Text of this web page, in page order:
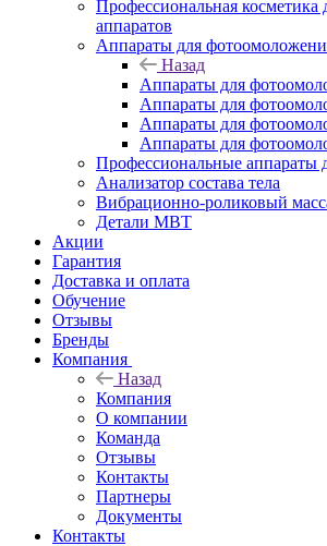
Профессиональная косметика
аппаратов
Аппараты для
Назад
Аппараты для
Аппараты для
Аппараты для
Аппараты для
Профессиональные аппараты
Анализатор состава тела
Вибрационно-роликовый
Детали MBT
Акции
Гарантия
Доставка и оплата
Обучение
Отзывы
Бренды
Компания
Назад
Компания
О компании
Команда
Отзывы
Контакты
Партнеры
Документы
Контакты